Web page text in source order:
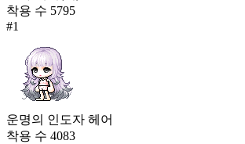
착용 수 5795
#1
운명의 인도자 헤어
착용 수 4083